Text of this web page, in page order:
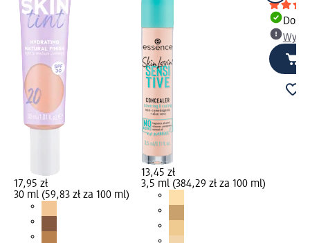
17,95 zł
30 ml (59,83 zł za 100 ml)
13,45 zł
3,5 ml (384,29 zł za 100 ml)